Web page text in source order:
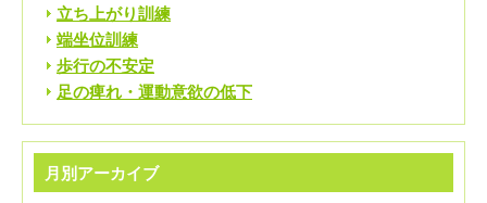
立ち上がり訓練
端坐位訓練
歩行の不安定
足の痺れ・運動意欲の低下
月別アーカイブ